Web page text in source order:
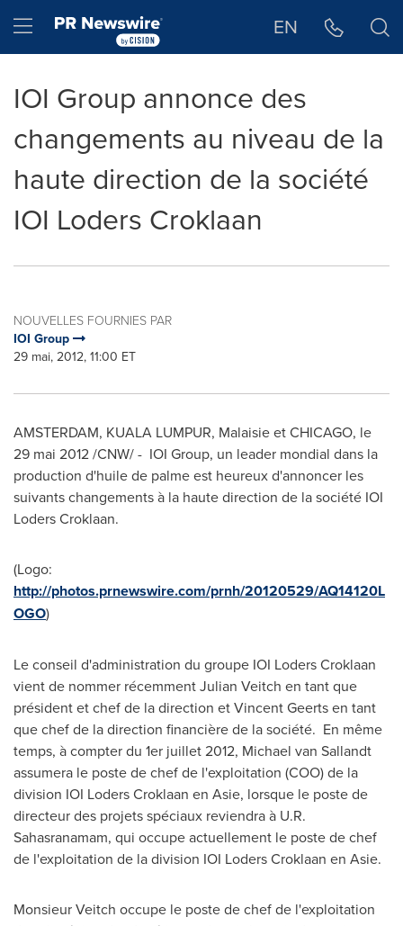
Hamburger menu EN
IOI Group annonce des
changements au niveau de la
haute direction de la société
IOI Loders Croklaan
NOUVELLES FOURNIES PAR
IOI Group
29 mai, 2012, 11:00 ET
AMSTERDAM, KUALA LUMPUR, Malaisie etCHICAGO, le
29 mai 2012 /CNW/ - IOI Group, un leader mondial dans la
production d'huile de palme est heureux d'annoncer les
suivants changements à la haute direction de la société IOI
Loders Croklaan.
(Logo:
http://photos.prnewswire.com/prnh/20120529/AQ14120L
OGO)
Le conseil d'administration du groupe IOI Loders Croklaan
vient de nommer récemmentJulian Veitch en tant que
président et chef de la direction et Vincent Geerts en tant
que chef de la direction financière de la société. En même
temps, à compter du 1er juillet 2012, Michael van Sallandt
assumera le poste de chef de l'exploitation (COO) de la
division IOI Loders Croklaan en Asie, lorsque le poste de
directeur des projets spéciaux reviendra à U.R.
Sahasranamam, qui occupe actuellement le poste de chef
de l'exploitation de la division IOI Loders Croklaan en Asie.
Monsieur Veitch occupe le poste de chef de l'exploitation